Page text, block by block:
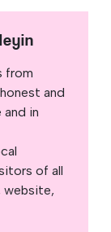
from
and
in
of all
website,